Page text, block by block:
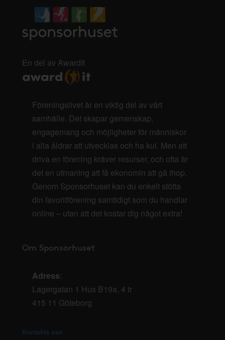
En del av AwardIt
Föreningslivet är en viktig del av vårt
samhälle. Det skapar gemenskap,
engagemang och möjligheter för människor
i alla åldrar att utvecklas och ha kul. Men att
driva en förening kräver resurser, och ofta är
det en utmaning att få ekonomin att gå ihop.
Genom Sponsorhuset kan du enkelt stötta
din favoritförening samtidigt som du handlar
online – utan att det kostar dig något extra!
Om Sponsorhuset
Adress:
Lagergatan 1 Hus B19a, 4 tr
415 11 Göteborg
Kontakta oss